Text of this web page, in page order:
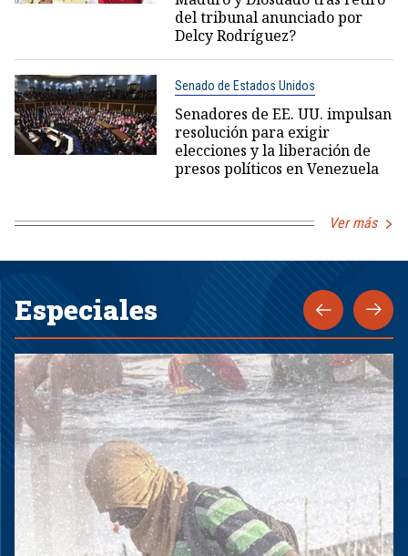
del tribunal anunciado por
Delcy Rodríguez?
Senado de Estados Unidos
Senadores de EE. UU. impulsan
resolución para exigir
elecciones y la liberación de
presos políticos en Venezuela
Ver más
Especiales